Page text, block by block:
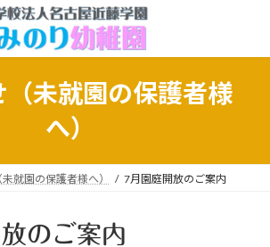
（未就園の保護者様
へ）
就園の保護者様へ） 7月園庭開放のご案内
のご案内